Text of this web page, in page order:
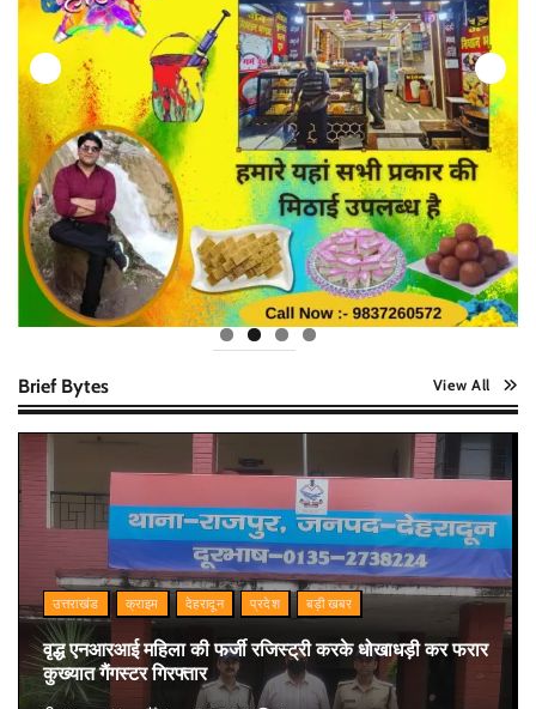
Brief Bytes View All
उत्तराखंड क्राइम देहरादून प्रदेश बड़ी खबर
वृद्ध एनआरआई महिला की फर्जी रजिस्ट्री करके धोखाधड़ी कर फरार
कुख्यात गैंगस्टर गिरफ्तार